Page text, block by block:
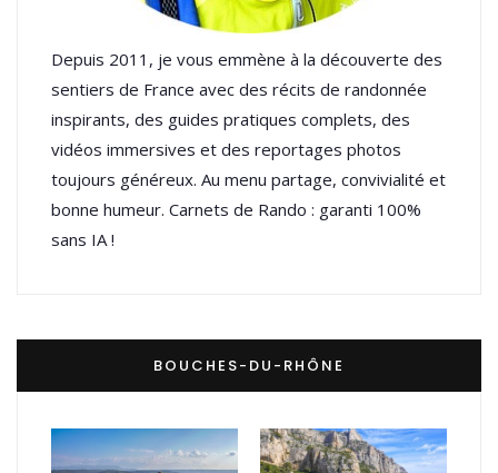
Depuis 2011, je vous emmène à la découverte des
sentiers de France avec des récits de randonnée
inspirants, des guides pratiques complets, des
vidéos immersives et des reportages photos
toujours généreux. Au menu partage, convivialité et
bonne humeur. Carnets de Rando : garanti 100%
sans IA !
BOUCHES-DU-RHÔNE